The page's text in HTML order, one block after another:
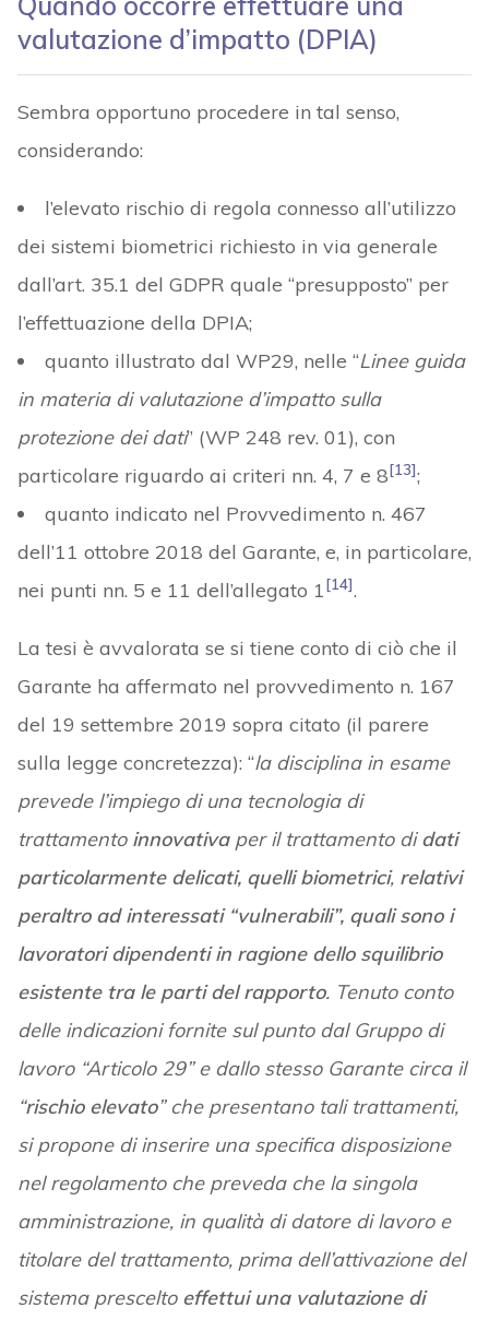
valutazione d’impatto (DPIA)
Sembra opportuno procedere in tal senso,
considerando:
l’elevato rischio di regola connesso all’utilizzo
dei sistemi biometrici richiesto in via generale
dall’art. 35.1 del GDPR quale “presupposto” per
l’effettuazione della DPIA;
quanto illustrato dal WP29, nelle “Linee guida
in materia di valutazione d’impatto sulla
protezione dei dati” (WP 248 rev. 01), con
particolare riguardo ai criteri nn. 4, 7 e 8[13];
quanto indicato nel Provvedimento n. 467
dell’11 ottobre 2018 del Garante, e, in particolare,
nei punti nn. 5 e 11 dell’allegato 1[14].
La tesi è avvalorata se si tiene conto di ciò che il
Garante ha affermato nel provvedimento n. 167
del 19 settembre 2019 sopra citato (il parere
sulla legge concretezza): “la disciplina in esame
prevede l’impiego di una tecnologia di
trattamento innovativaper il trattamento didati
particolarmente delicati, quelli biometrici, relativi
peraltro ad interessati “vulnerabili”, quali sono i
lavoratori dipendenti in ragione dello squilibrio
esistente tra le parti del rapporto. Tenuto conto
delle indicazioni fornite sul punto dal Gruppo di
lavoro “Articolo 29” e dallo stesso Garante circa il
“rischio elevato” che presentano tali trattamenti,
si propone di inserire una specifica disposizione
nel regolamento che preveda che la singola
amministrazione, in qualità di datore di lavoro e
titolare del trattamento, prima dell’attivazione del
sistema prescelto effettui una valutazione di